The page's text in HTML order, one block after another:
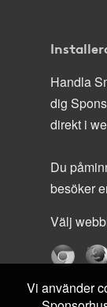
Handla
dig
direkt i
Du
besöker
Välj
Vi använder